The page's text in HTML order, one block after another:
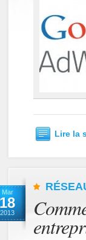
Lire la
Mar
18
2013